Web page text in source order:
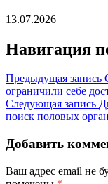
13.07.2026
Навигация
Предыдущая запись
ограничили себе
Следующая запись
поиск половых
Добавить
Ваш адрес email не